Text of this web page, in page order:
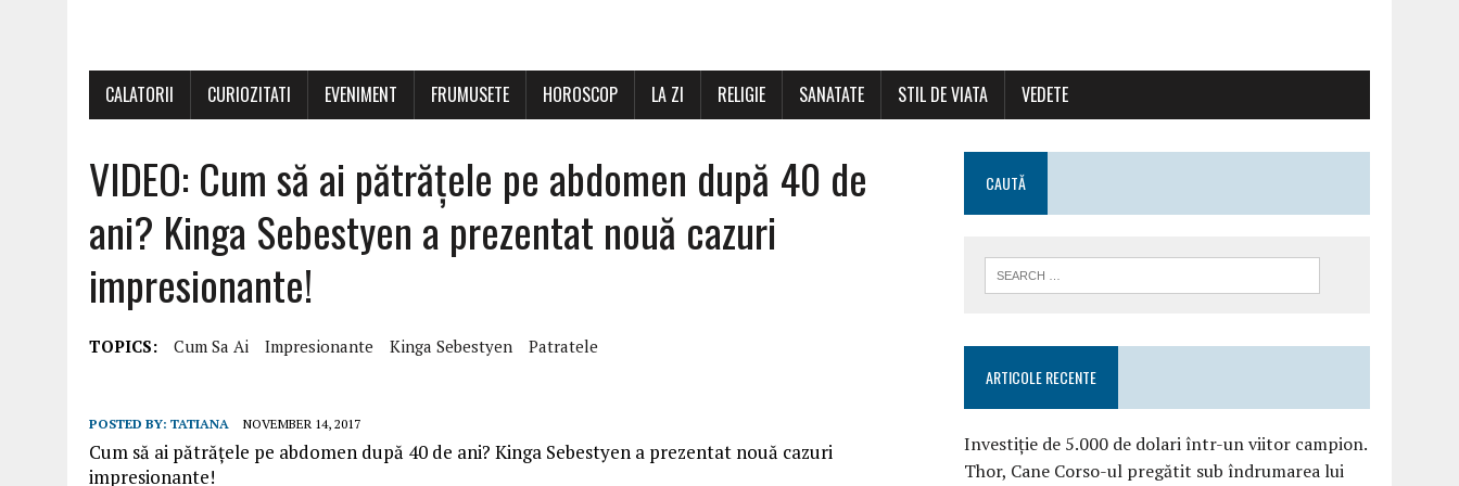
CALATORII CURIOZITATI EVENIMENT FRUMUSETE HOROSCOP LA ZI RELIGIE SANATATE STIL DE VIATA VEDETE
VIDEO: Cum să ai pătrățele pe abdomen după 40 de
ani? Kinga Sebestyen a prezentat nouă cazuri
impresionante!
TOPICS: Cum Sa Ai Impresionante Kinga Sebestyen Patratele
POSTED BY: TATIANA NOVEMBER 14, 2017
Cum să ai pătrățele pe abdomen după 40 de ani? Kinga Sebestyen a prezentat nouă cazuri
impresionante!
CAUTĂ
ARTICOLE RECENTE
Investiție de 5.000 de dolari într-un viitor campion.
Thor, Cane Corso-ul pregătit sub îndrumarea lui